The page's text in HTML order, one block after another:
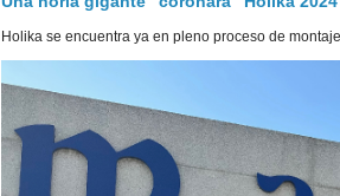
Holika se encuentra ya en pleno proceso de